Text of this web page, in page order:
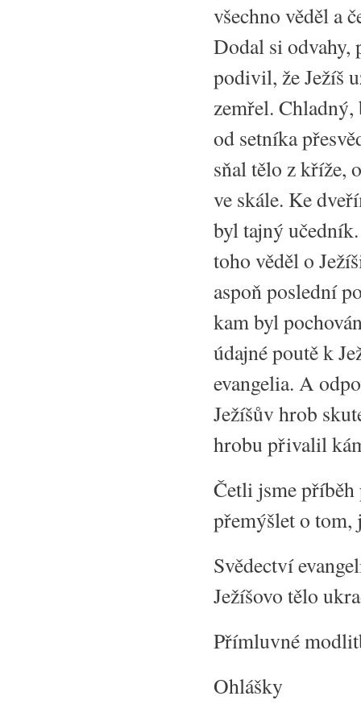
všechno věděl a
Dodal si odvahy,
podivil, že Ježíš
zemřel.
od setníka
sňal tělo z kříže,
ve skále. Ke
byl tajný
toho věděl o
aspoň poslední
kam byl
údajné poutě k
evangelia. A
Ježíšův hrob
hrobu přivalil
Četli jsme
přemýšlet o tom,
Svědectví
Ježíšovo tělo
Přímluvné
Ohlášky